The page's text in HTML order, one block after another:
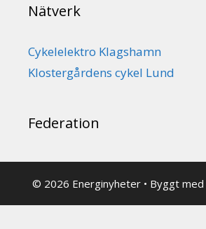
Nätverk
Cykelelektro Klagshamn
Klostergårdens cykel Lund
Federation
© 2026 Energinyheter • Byggt med